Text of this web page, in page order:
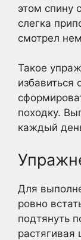
этом спину
слегка
смотрел
Такое
избавиться
походку.
каждый
Для
ровно
подтянуть